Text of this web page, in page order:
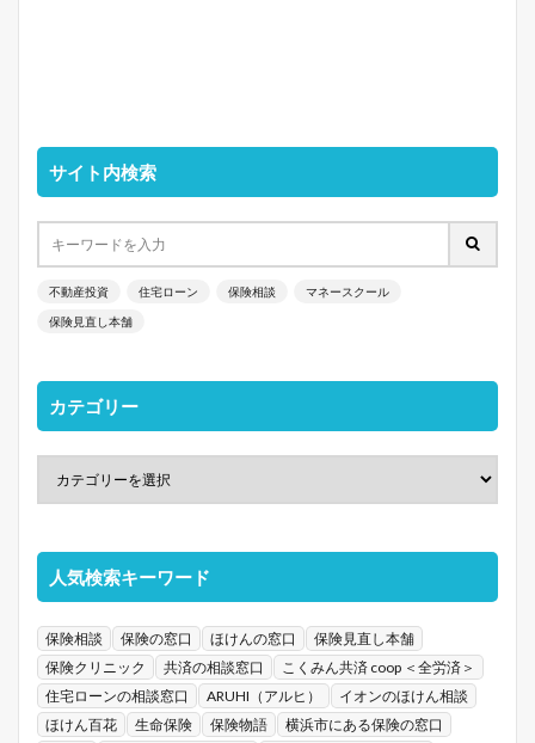
サイト内検索
不動産投資 住宅ローン 保険相談 マネースクール
保険見直し本舗
カテゴリー
人気検索キーワード
保険相談 保険の窓口 ほけんの窓口
保険見直し本舗
保険クリニック
共済の相談窓口
こくみん共済 coop ＜全労済＞
住宅ローンの相談窓口
ARUHI（アルヒ）
イオンのほけん相談
ほけん百花
生命保険 保険物語
横浜市にある保険の窓口